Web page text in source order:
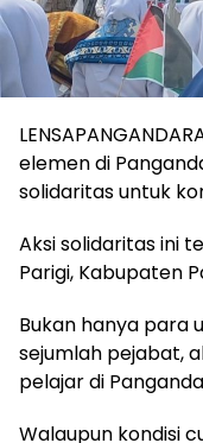
elemen di
solidaritas untuk
Aksi solidaritas ini
Parigi, Kabupaten
Bukan hanya para
sejumlah pejabat,
pelajar di
Walaupun kondisi